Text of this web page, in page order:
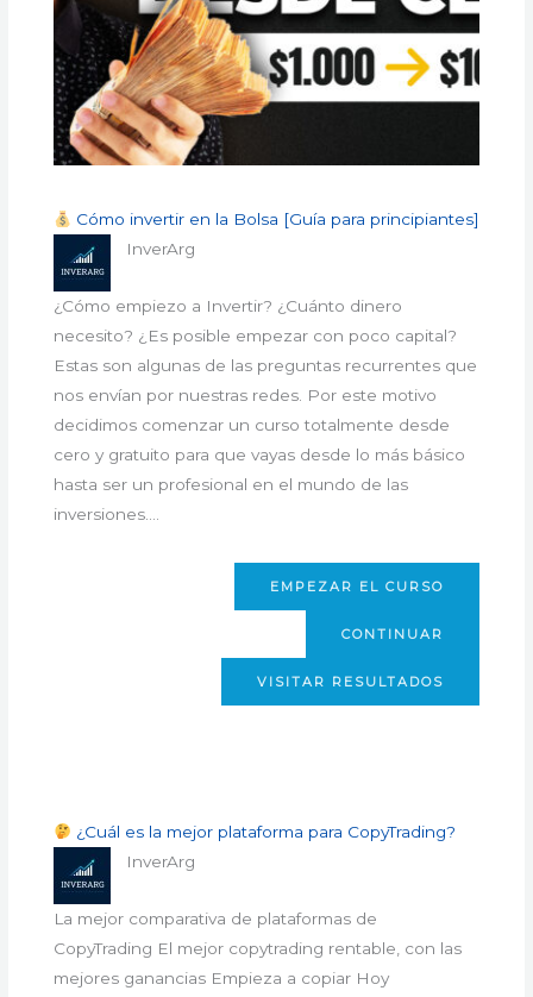
Cómo invertir en la Bolsa [Guía para principiantes]
InverArg
¿Cómo empiezo a Invertir? ¿Cuánto dinero
necesito? ¿Es posible empezar con poco capital?
Estas son algunas de las preguntas recurrentes que
nos envían por nuestras redes. Por este motivo
decidimos comenzar un curso totalmente desde
cero y gratuito para que vayas desde lo más básico
hasta ser un profesional en el mundo de las
inversiones.…
EMPEZAR EL CURSO
CONTINUAR
VISITAR RESULTADOS
¿Cuál es la mejor plataforma para CopyTrading?
InverArg
La mejor comparativa de plataformas de
CopyTrading​ El mejor copytrading rentable, con las
mejores ganancias Empieza a copiar Hoy